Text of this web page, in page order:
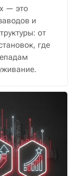
— это
и
от
где